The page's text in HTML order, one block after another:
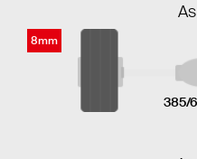
8mm
385/